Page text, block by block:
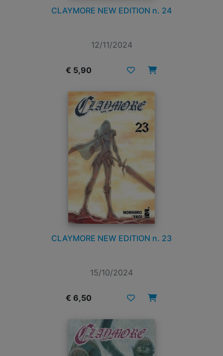
CLAYMORE NEW EDITION n. 24
12/11/2024
€ 5,90
CLAYMORE NEW EDITION n. 23
15/10/2024
€ 6,50